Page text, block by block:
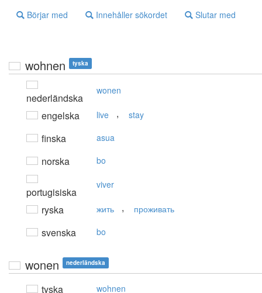
Börjar med Innehåller sökordet Slutar med
wohnen tyska
nederländska
wonen
engelska live , stay
finska asua
norska bo
portugisiska
viver
ryska жить , проживать
svenska bo
wonen nederländska
tyska wohnen